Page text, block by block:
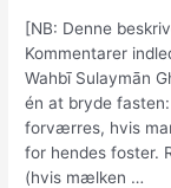
[NB: Denne
Kommentarer
Wahbī Sulaymān
én at bryde
forværres, hvis
for hendes foster.
(hvis mælken …